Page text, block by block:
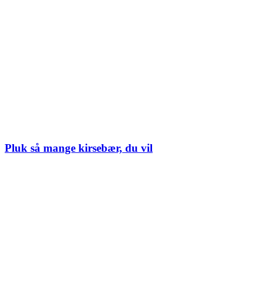
Pluk så mange kirsebær, du vil